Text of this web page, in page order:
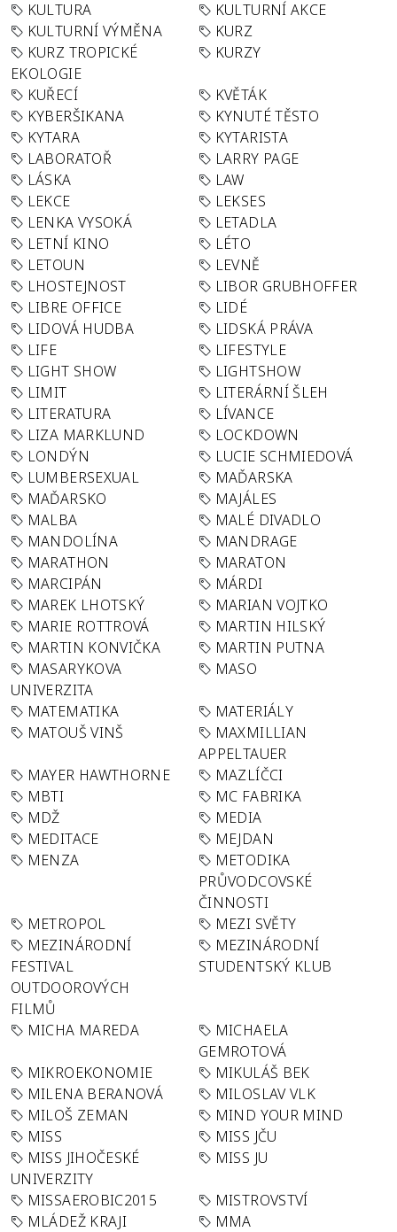
KULTURA
KULTURNÍ AKCE
KULTURNÍ VÝMĚNA
KURZ
KURZ TROPICKÉ
EKOLOGIE
KURZY
KUŘECÍ
KVĚTÁK
KYBERŠIKANA
KYNUTÉ TĚSTO
KYTARA
KYTARISTA
LABORATOŘ
LARRY PAGE
LÁSKA
LAW
LEKCE
LEKSES
LENKA VYSOKÁ
LETADLA
LETNÍ KINO
LÉTO
LETOUN
LEVNĚ
LHOSTEJNOST
LIBOR GRUBHOFFER
LIBRE OFFICE
LIDÉ
LIDOVÁ HUDBA
LIDSKÁ PRÁVA
LIFE
LIFESTYLE
LIGHT SHOW
LIGHTSHOW
LIMIT
LITERÁRNÍ ŠLEH
LITERATURA
LÍVANCE
LIZA MARKLUND
LOCKDOWN
LONDÝN
LUCIE SCHMIEDOVÁ
LUMBERSEXUAL
MAĎARSKA
MAĎARSKO
MAJÁLES
MALBA
MALÉ DIVADLO
MANDOLÍNA
MANDRAGE
MARATHON
MARATON
MARCIPÁN
MÁRDI
MAREK LHOTSKÝ
MARIAN VOJTKO
MARIE ROTTROVÁ
MARTIN HILSKÝ
MARTIN KONVIČKA
MARTIN PUTNA
MASARYKOVA
UNIVERZITA
MASO
MATEMATIKA
MATERIÁLY
MATOUŠ VINŠ
MAXMILLIAN
APPELTAUER
MAYER HAWTHORNE
MAZLÍČCI
MBTI
MC FABRIKA
MDŽ
MEDIA
MEDITACE
MEJDAN
MENZA
METODIKA
PRŮVODCOVSKÉ
ČINNOSTI
METROPOL
MEZI SVĚTY
MEZINÁRODNÍ
FESTIVAL
OUTDOOROVÝCH
FILMŮ
MEZINÁRODNÍ
STUDENTSKÝ KLUB
MICHA MAREDA
MICHAELA
GEMROTOVÁ
MIKROEKONOMIE
MIKULÁŠ BEK
MILENA BERANOVÁ
MILOSLAV VLK
MILOŠ ZEMAN
MIND YOUR MIND
MISS
MISS JČU
MISS JIHOČESKÉ
UNIVERZITY
MISS JU
MISSAEROBIC2015
MISTROVSTVÍ
MLÁDEŽ KRAJI
MMA